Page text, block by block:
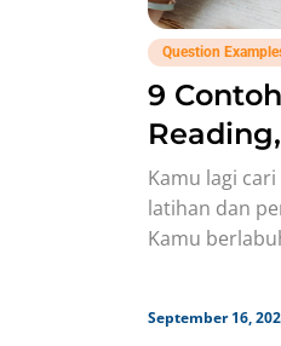
Question
9
Writing!
Kamu lagi
latihan dan
Kamu
September 16,